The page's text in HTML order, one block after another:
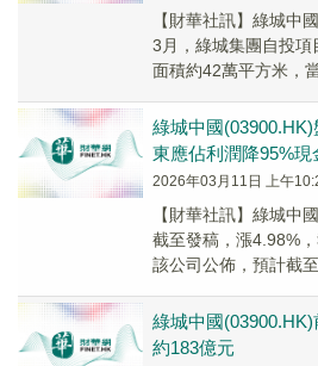
【財華社訊】綠城中
3月，綠城集團自投
面積約42萬平方米，
綠城中國
東應佔利潤降95%現
2026年03月11日 上午
【財華社訊】綠城中
截至發稿，漲4.98%
該公司公佈，預計截
綠城中國
約183億元​